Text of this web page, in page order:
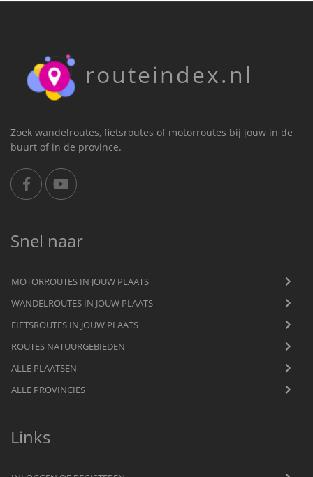
routeindex.nl
Zoek wandelroutes, fietsroutes of motorroutes bij jouw in de
buurt of in de province.
Snel naar
MOTORROUTES IN JOUW PLAATS
WANDELROUTES IN JOUW PLAATS
FIETSROUTES IN JOUW PLAATS
ROUTES NATUURGEBIEDEN
ALLE PLAATSEN
ALLE PROVINCIES
Links